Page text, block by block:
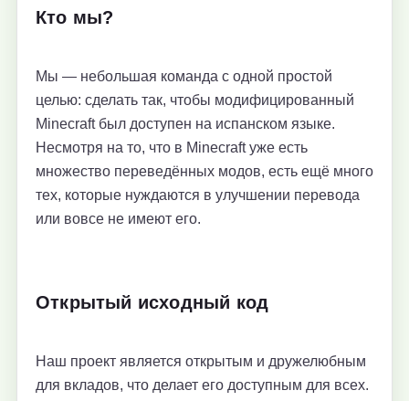
Кто мы?
Мы — небольшая команда с одной простой
целью: сделать так, чтобы модифицированный
Minecraft был доступен на испанском языке.
Несмотря на то, что в Minecraft уже есть
множество переведённых модов, есть ещё много
тех, которые нуждаются в улучшении перевода
или вовсе не имеют его.
Открытый исходный код
Наш проект является открытым и дружелюбным
для вкладов, что делает его доступным для всех.